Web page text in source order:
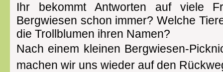
Ihr bekommt Antworten auf viele
Bergwiesen schon immer? Welche
die Trollblumen ihren Namen?
Nach einem kleinen Bergwiesen-
machen wir uns wieder auf den